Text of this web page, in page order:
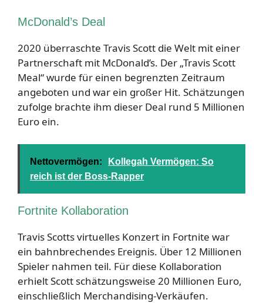
McDonald’s Deal
2020 überraschte Travis Scott die Welt mit einer
Partnerschaft mit McDonald’s. Der „Travis Scott
Meal“ wurde für einen begrenzten Zeitraum
angeboten und war ein großer Hit. Schätzungen
zufolge brachte ihm dieser Deal rund 5 Millionen
Euro ein.
Nettovermögen:
Kollegah Vermögen: So
reich ist der Boss-Rapper
Fortnite Kollaboration
Travis Scotts virtuelles Konzert in Fortnite war
ein bahnbrechendes Ereignis. Über 12 Millionen
Spieler nahmen teil. Für diese Kollaboration
erhielt Scott schätzungsweise 20 Millionen Euro,
einschließlich Merchandising-Verkäufen.